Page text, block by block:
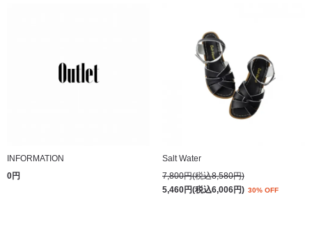
INFORMATION
0円
Salt Water
7,800円(税込8,580円)
5,460円(税込6,006円) 30% OFF